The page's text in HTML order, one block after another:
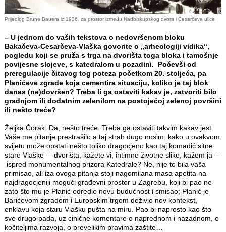
Prijedlog Brune Bauera iz 1936. za prostor između Nadbiskupskog dvora i Cesarčeve ulice
– U jednom do vaših tekstova o nedovršenom bloku
Bakačeva-Cesarčeva-Vlaška govorite o „arheologiji vidika“,
pogledu koji se pruža s trga na dvorišta toga bloka i tamošnje
povijesne slojeve, s katedralom u pozadini. Počevši od
preregulacije čitavog tog poteza početkom 20. stoljeća, pa
Planićeve zgrade koja cementira situaciju, koliko je taj blok
danas (ne)dovršen? Treba li ga ostaviti kakav je, zatvoriti bilo
gradnjom ili dodatnim zelenilom na postojećoj zelenoj površini
ili nešto treće?
Željka Čorak: Da, nešto treće. Treba ga ostaviti takvim kakav jest.
Vaše me pitanje prestrašilo a taj strah dugo nosim; kako u ovakvom
svijetu može opstati nešto toliko dragocjeno kao taj komadić sitne
stare Vlaške – dvorišta, kažete vi, intimne životne slike, kažem ja –
ispred monumentalnog prizora Katedrale? Ne, nije to bila vaša
primisao, ali iza ovoga pitanja stoji nagomilana masa apetita na
najdragocjeniji mogući građevni prostor u Zagrebu, koji bi pao ne
zato što mu je Planić odredio novu budućnost i smisao; Planić je
Barićevom zgradom i Europskim trgom doživio nov kontekst,
enklavu koja staru Vlašku pušta na miru. Pao bi naprosto kao što
sve drugo pada, uz cinične komentare o naprednom i nazadnom, o
kočiteljima razvoja, o prevelikim pravima zaštite…